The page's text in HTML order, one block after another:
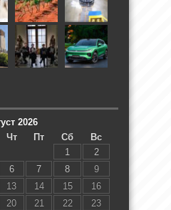
2026
Чт Пт Сб
Вс
1
2
6 7 8
9
13 14 15
16
20 21 22
23